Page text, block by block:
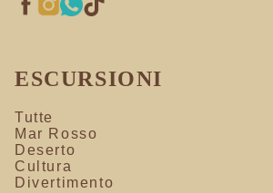
ESCURSIONI
Tutte
Mar Rosso
Deserto
Cultura
Divertimento